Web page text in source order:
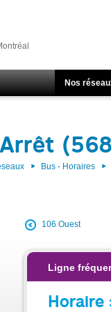
Nos
Arrêt
Bus - Horaires
106 Ouest
Ligne
Horaire